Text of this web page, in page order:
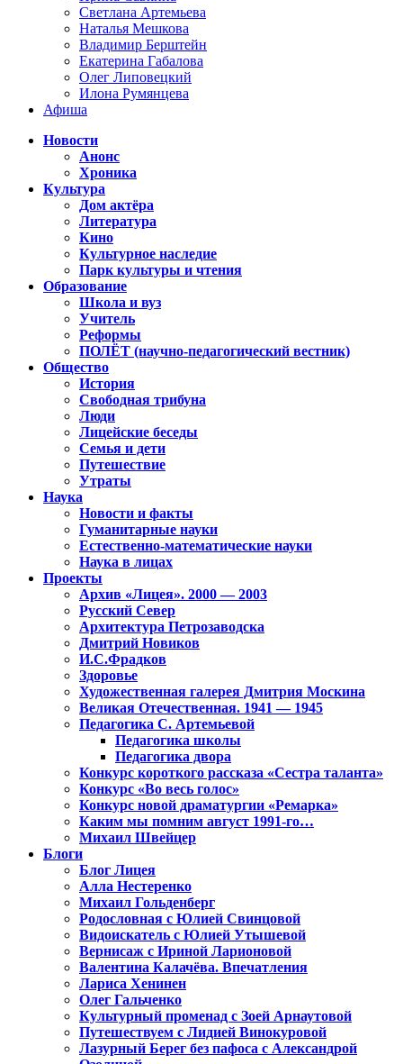
Светлана Артемьева
Наталья Мешкова
Владимир Берштейн
Екатерина Габалова
Олег Липовецкий
Илона Румянцева
Афиша
Новости
Анонс
Хроника
Культура
Дом актёра
Литература
Кино
Культурное наследие
Парк культуры и чтения
Образование
Школа и вуз
Учитель
Реформы
ПОЛЁТ (научно-педагогический вестник)
Общество
История
Свободная трибуна
Люди
Лицейские беседы
Семья и дети
Путешествие
Утраты
Наука
Новости и факты
Гуманитарные науки
Естественно-математические науки
Наука в лицах
Проекты
Архив «Лицея». 2000 — 2003
Русский Север
Архитектура Петрозаводска
Дмитрий Новиков
И.С.Фрадков
Здоровье
Художественная галерея Дмитрия Москина
Великая Отечественная. 1941 — 1945
Педагогика С. Артемьевой
Педагогика школы
Педагогика двора
Конкурс короткого рассказа «Сестра таланта»
Конкурс «Во весь голос»
Конкурс новой драматургии «Ремарка»
Каким мы помним август 1991-го…
Михаил Швейцер
Блоги
Блог Лицея
Алла Нестеренко
Михаил Гольденберг
Родословная с Юлией Свинцовой
Видоискатель с Юлией Утышевой
Вернисаж с Ириной Ларионовой
Валентина Калачёва. Впечатления
Лариса Хенинен
Олег Гальченко
Культурный променад с Зоей Арнаутовой
Путешествуем с Лидией Винокуровой
Лазурный Берег без пафоса с Александрой